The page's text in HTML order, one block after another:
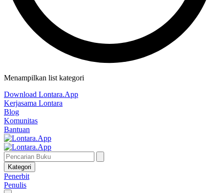
Menampilkan list kategori
Download Lontara.App
Kerjasama Lontara
Blog
Komunitas
Bantuan
Kategori
Penerbit
Penulis